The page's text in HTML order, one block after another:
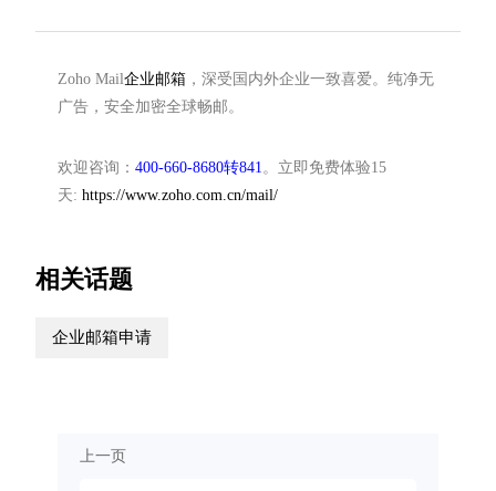
Zoho Mail企业邮箱，深受国内外企业一致喜爱。纯净无
广告，安全加密全球畅邮。
欢迎咨询： 400-660-8680转841 。立即免费体验15
天: https://www.zoho.com.cn/mail/
相关话题
企业邮箱申请
上一页